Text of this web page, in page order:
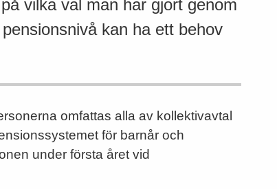
vilka val man har gjort genom
kan ha ett behov
omfattas alla av kollektivavtal
för barnår och
under första året vid